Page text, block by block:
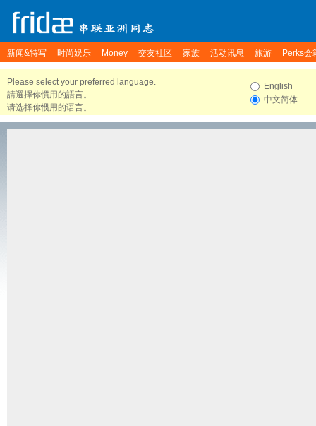
新闻&特写 时尚娱乐 Money 交友社区 家族 活动讯息 旅游 Perks会
Please select your preferred language.
請選擇你慣用的語言。
请选择你惯用的语言。
English
中文简体